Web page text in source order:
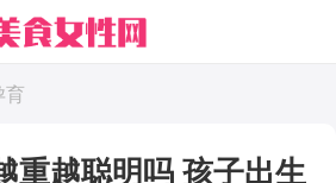
育
重越聪明吗 孩子出生